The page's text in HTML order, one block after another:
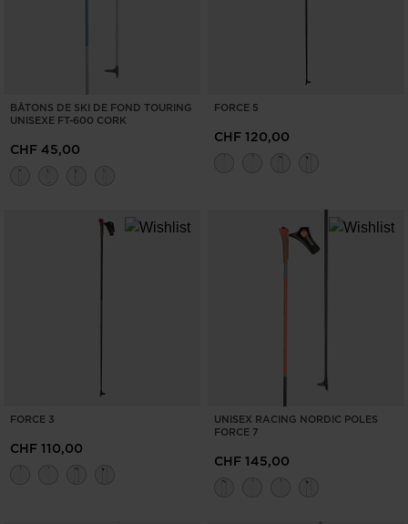
BÂTONS DE SKI DE FOND TOURING
UNISEXE FT-600 CORK
CHF 45,00
FORCE 5
CHF 120,00
FORCE 3
CHF 110,00
UNISEX RACING NORDIC POLES
FORCE 7
CHF 145,00